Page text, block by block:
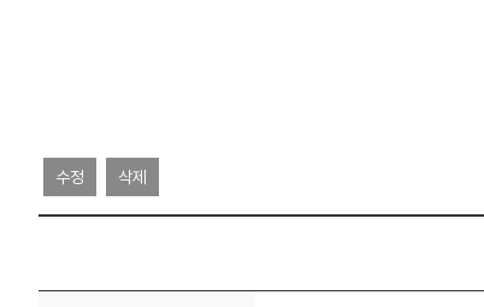
수정 삭제